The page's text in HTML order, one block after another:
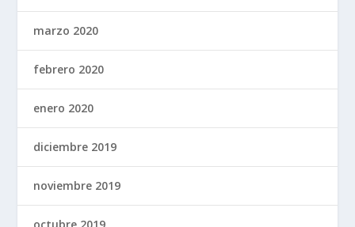
marzo 2020
febrero 2020
enero 2020
diciembre 2019
noviembre 2019